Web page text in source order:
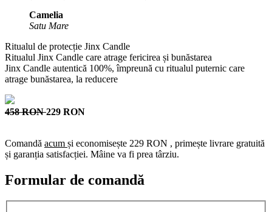
Camelia
Satu Mare
Ritualul de protecție Jinx Candle
Ritualul Jinx Candle care atrage fericirea și bunăstarea
Jinx Candle autentică 100%, împreună cu ritualul puternic care
atrage bunăstarea, la reducere
458 RON229 RON
Comandă acum și economisește 229 RON , primește livrare gratuită
și garanția satisfacției. Mâine va fi prea târziu.
Formular de comandă